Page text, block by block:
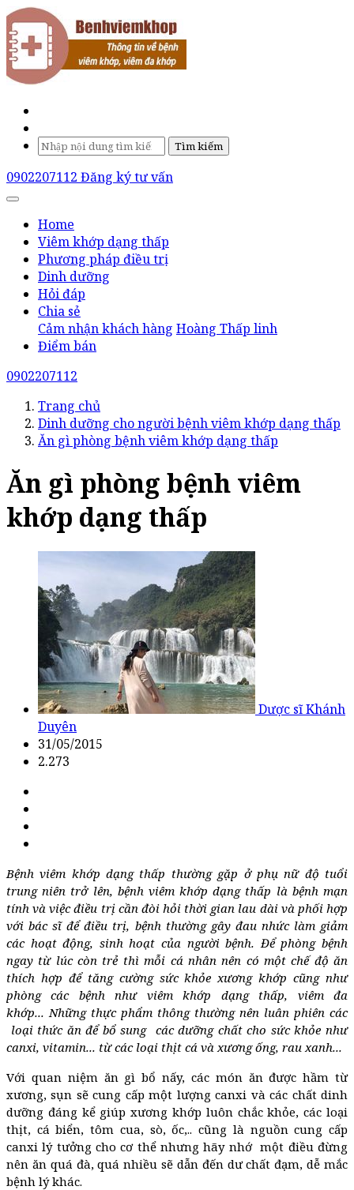
Tìm kiếm
0902207112 Đăng ký tư vấn
Home
Viêm khớp dạng thấp
Phương pháp điều trị
Dinh dưỡng
Hỏi đáp
Chia sẻ
Cảm nhận khách hàng Hoàng Thấp linh
Điểm bán
0902207112
Trang chủ
Dinh dưỡng cho người bệnh viêm khớp dạng thấp
Ăn gì phòng bệnh viêm khớp dạng thấp
Ăn gì phòng bệnh viêm
khớp dạng thấp
Dược sĩ Khánh
Duyên
31/05/2015
2.273
Bệnh viêm khớp dạng thấp thường gặp ở phụ nữ độ tuổi
trung niên trở lên, bệnh viêm khớp dạng thấp là bệnh mạn
tính và việc điều trị cần đòi hỏi thời gian lau dài và phối hợp
với bác sĩ để điều trị, bệnh thường gây đau nhức làm giảm
các hoạt động, sinh hoạt của người bệnh. Để phòng bệnh
ngay từ lúc còn trẻ thì mỗi cá nhân nên có một chế độ ăn
thích hợp để tăng cường sức khỏe xương khớp cũng như
phòng các bệnh như viêm khớp dạng thấp, viêm đa
khớp... Những thực phẩm thông thường nên luân phiên các
loại thức ăn để bổ sung các dưỡng chất cho sức khỏe như
canxi, vitamin... từ các loại thịt cá và xương ống, rau xanh...
Với quan niệm ăn gì bổ nấy, các món ăn được hầm từ
xương, sụn sẽ cung cấp một lượng canxi và các chất dinh
dưỡng đáng kể giúp xương khớp luôn chắc khỏe, các loại
thịt, cá biển, tôm cua, sò, ốc,.. cũng là nguồn cung cấp
canxi lý tưởng cho cơ thể nhưng hãy nhớ một điều đừng
nên ăn quá đà, quá nhiều sẽ dẫn đến dư chất đạm, dễ mắc
bệnh lý khác.